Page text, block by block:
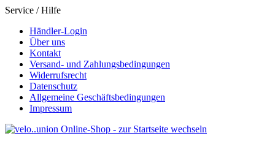
Service / Hilfe
Händler-Login
Über uns
Kontakt
Versand- und Zahlungsbedingungen
Widerrufsrecht
Datenschutz
Allgemeine Geschäftsbedingungen
Impressum